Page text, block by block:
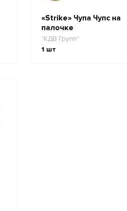
«Strike» Чупа Чупс на
палочке
"КДВ Групп"
1 шт